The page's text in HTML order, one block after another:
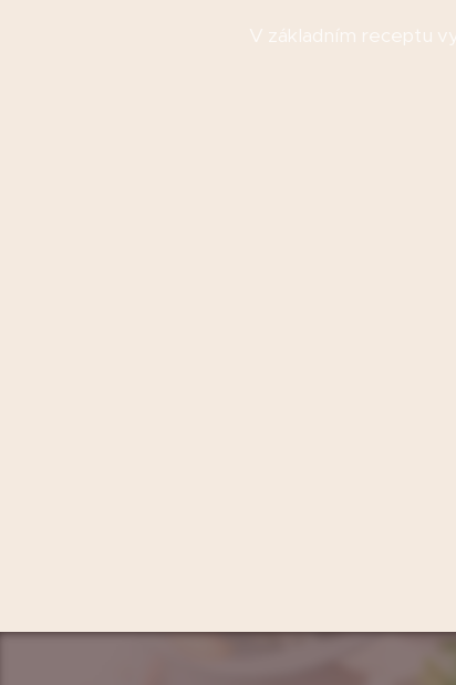
V základním receptu